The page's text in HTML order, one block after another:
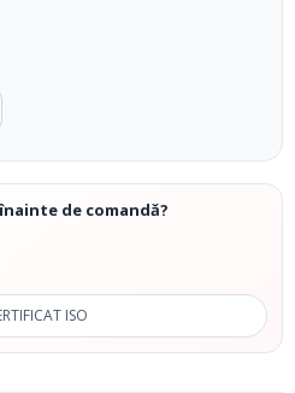
de comandă?
ISO